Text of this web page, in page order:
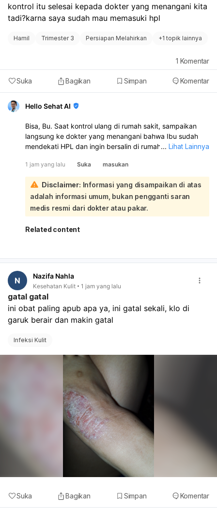
kontrol itu selesai kepada dokter yang menangani kita
tadi?karna saya sudah mau memasuki hpl
Hamil Trimester 3 Persiapan Melahirkan +1 topik lainnya
Suka Bagikan Simpan Komentar
1 Komentar
Hello Sehat AI
Bisa, Bu. Saat kontrol ulang di rumah sakit, sampaikan
langsung ke dokter yang menangani bahwa Ibu sudah
mendekati HPL dan ingin bersalin di rumah sakit tersebut.
menentukan apakah persalinan bisa ditangani di sana.
Jika memang memungkinkan dan sesuai kondisi medis,
biasanya bisa diatur untuk persalinan di rumah sakit itu:
Sebaiknya saat kontrol, Ibu juga tanyakan:
apakah perlu surat rencana persalinan atau rujukan
lanjutan,
kapan harus kembali bila tanda-tanda persalinan
BPJS/rujukan yang sudah ada,
bersalin. Kalau Ibu sudah dekat HPL, jangan tunggu
terlalu lama bila ada kontraksi, keluar lendir darah,
ketuban pecah, atau gerak janin berkurang. Segera ke
rumah sakit.
... Lihat Lainnya
1 jam yang lalu Suka masukan
Disclaimer: Informasi yang disampaikan di atas
adalah informasi umum, bukan pengganti saran
medis resmi dari dokter atau pakar.
Related content
N Nazifa Nahla
Kesehatan Kulit 1 jam yang lalu
gatal gatal
ini obat paling apub apa ya, ini gatal sekali, klo di
garuk berair dan makin gatal
Infeksi Kulit
Suka Bagikan Simpan Komentar